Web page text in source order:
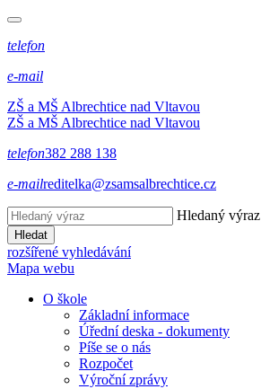
telefon
e-mail
ZŠ a MŠ Albrechtice nad Vltavou
ZŠ a MŠ Albrechtice nad Vltavou
telefon382 288 138
e-mailreditelka@zsamsalbrechtice.cz
Hledaný výraz
Hledat
rozšířené vyhledávání
Mapa webu
O škole
Základní informace
Úřední deska - dokumenty
Píše se o nás
Rozpočet
Výroční zprávy